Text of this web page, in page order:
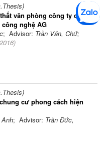
văn phòng công ty cổ
nghệ AG
; Advisor: Trần Văn, Chứ;
2016)
cư phong cách hiện
; Advisor: Trần Đức,